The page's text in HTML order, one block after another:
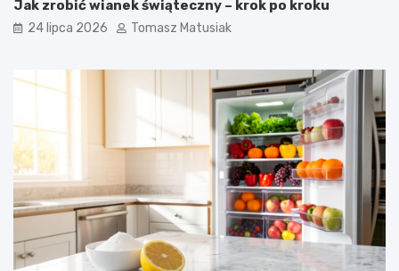
Jak zrobić wianek świąteczny – krok po kroku
24 lipca 2026 Tomasz Matusiak